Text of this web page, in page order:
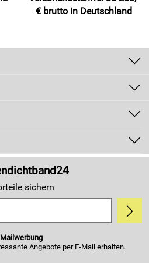
€ brutto in Deutschland
sichern
Angebote per E-Mail erhalten.